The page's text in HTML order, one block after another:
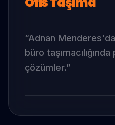
“Adnan Menderes'da
büro
çözümler.”